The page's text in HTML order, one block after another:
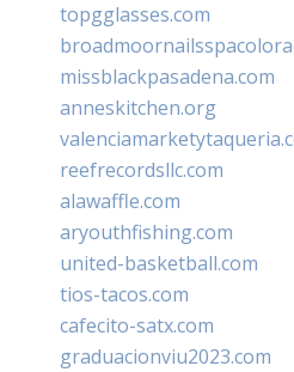
topgglasses.com
missblackpasadena.com
anneskitchen.org
reefrecordsllc.com
alawaffle.com
aryouthfishing.com
united-basketball.com
tios-tacos.com
cafecito-satx.com
graduacionviu2023.com